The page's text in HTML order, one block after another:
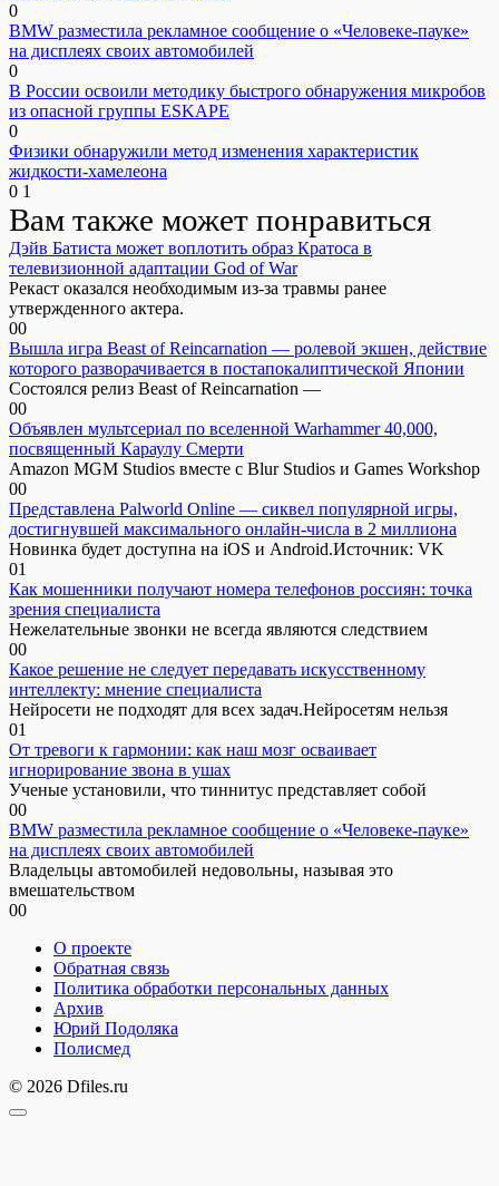
0
BMW разместила рекламное сообщение о «Человеке-пауке»
на дисплеях своих автомобилей
0
В России освоили методику быстрого обнаружения микробов
из опасной группы ESKAPE
0
Физики обнаружили метод изменения характеристик
жидкости-хамелеона
0 1
Вам также может понравиться
Дэйв Батиста может воплотить образ Кратоса в
телевизионной адаптации God of War
Рекаст оказался необходимым из-за травмы ранее
утвержденного актера.
00
Вышла игра Beast of Reincarnation — ролевой экшен, действие
которого разворачивается в постапокалиптической Японии
Состоялся релиз Beast of Reincarnation —
00
Объявлен мультсериал по вселенной Warhammer 40,000,
посвященный Караулу Смерти
Amazon MGM Studios вместе с Blur Studios и Games Workshop
00
Представлена Palworld Online — сиквел популярной игры,
достигнувшей максимального онлайн-числа в 2 миллиона
Новинка будет доступна на iOS и Android.Источник: VK
01
Как мошенники получают номера телефонов россиян: точка
зрения специалиста
Нежелательные звонки не всегда являются следствием
00
Какое решение не следует передавать искусственному
интеллекту: мнение специалиста
Нейросети не подходят для всех задач.Нейросетям нельзя
01
От тревоги к гармонии: как наш мозг осваивает
игнорирование звона в ушах
Ученые установили, что тиннитус представляет собой
00
BMW разместила рекламное сообщение о «Человеке-пауке»
на дисплеях своих автомобилей
Владельцы автомобилей недовольны, называя это
вмешательством
00
О проекте
Обратная связь
Политика обработки персональных данных
Архив
Юрий Подоляка
Полисмед
© 2026 Dfiles.ru